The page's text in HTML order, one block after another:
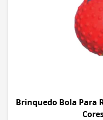
Brinquedo Bola Para